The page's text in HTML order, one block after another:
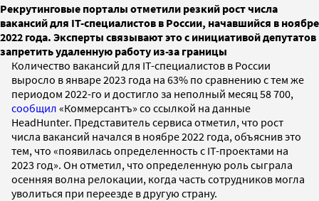
Рекрутинговые порталы отметили резкий рост числа
вакансий для IT-специалистов в России, начавшийся в ноябре
2022 года. Эксперты связывают это с инициативой депутатов
запретить удаленную работу из-за границы
Количество вакансий для IT-специалистов в России
выросло в январе 2023 года на 63% по сравнению с тем же
периодом 2022-го и достигло за неполный месяц 58 700,
сообщил «Коммерсантъ» со ссылкой на данные
HeadHunter. Представитель сервиса отметил, что рост
числа вакансий начался в ноябре 2022 года, объяснив это
тем, что «появилась определенность с IT-проектами на
2023 год». Он отметил, что определенную роль сыграла
осенняя волна релокации, когда часть сотрудников могла
уволиться при переезде в другую страну.